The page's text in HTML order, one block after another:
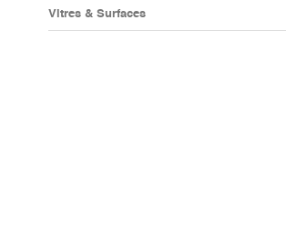
Vitres & Surfaces